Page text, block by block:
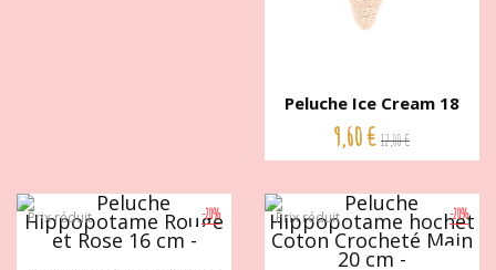
Peluche Ice Cream 18
cm...
9,60 € 12,00 €
-20%
Prix réduit -20%
Prix réduit